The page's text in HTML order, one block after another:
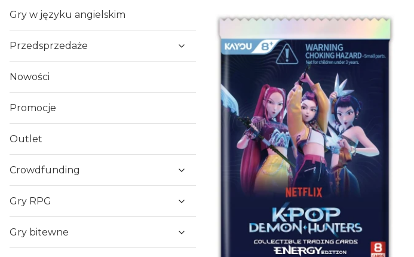
Gry w języku angielskim
Przedsprzedaże
Nowości
Promocje
Outlet
Crowdfunding
Gry RPG
Gry bitewne